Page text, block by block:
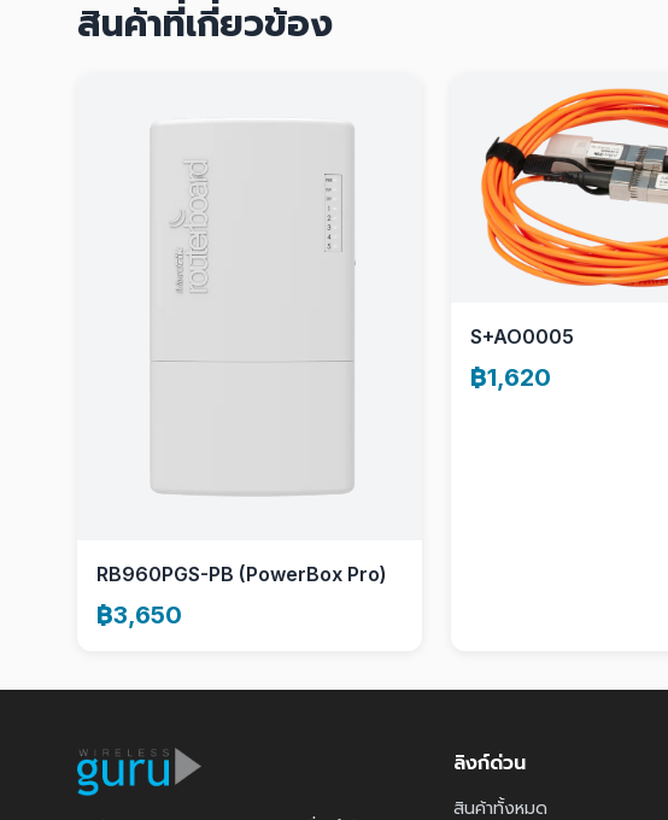
สินค้าที่เกี่ยวข้อง
RB960PGS-PB (PowerBox Pro)
฿3,650
S+AO0005
฿1,620
ลิงก์ด่วน
สินค้าทั้งหมด